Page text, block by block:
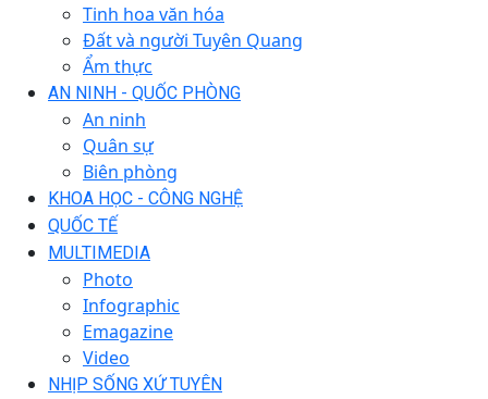
Tinh hoa văn hóa
Đất và người Tuyên Quang
Ẩm thực
AN NINH - QUỐC PHÒNG
An ninh
Quân sự
Biên phòng
KHOA HỌC - CÔNG NGHỆ
QUỐC TẾ
MULTIMEDIA
Photo
Infographic
Emagazine
Video
NHỊP SỐNG XỨ TUYÊN